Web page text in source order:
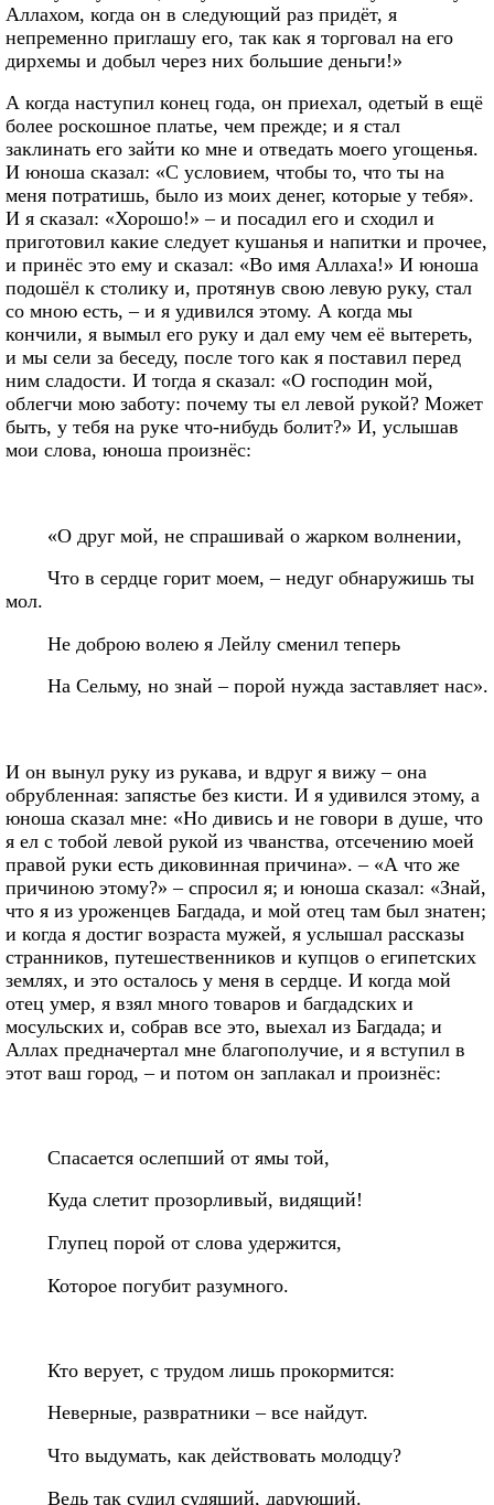
Аллахом, когда он в следующий раз придёт, я
непременно приглашу его, так как я торговал на его
дирхемы и добыл через них большие деньги!»
А когда наступил конец года, он приехал, одетый в ещё
более роскошное платье, чем прежде; и я стал
заклинать его зайти ко мне и отведать моего угощенья.
И юноша сказал: «С условием, чтобы то, что ты на
меня потратишь, было из моих денег, которые у тебя».
И я сказал: «Хорошо!» – и посадил его и сходил и
приготовил какие следует кушанья и напитки и прочее,
и принёс это ему и сказал: «Во имя Аллаха!» И юноша
подошёл к столику и, протянув свою левую руку, стал
со мною есть, – и я удивился этому. А когда мы
кончили, я вымыл его руку и дал ему чем её вытереть,
и мы сели за беседу, после того как я поставил перед
ним сладости. И тогда я сказал: «О господин мой,
облегчи мою заботу: почему ты ел левой рукой? Может
быть, у тебя на руке что-нибудь болит?» И, услышав
мои слова, юноша произнёс:
«О друг мой, не спрашивай о жарком волнении,
Что в сердце горит моем, – недуг обнаружишь ты
мол.
Не доброю волею я Лейлу сменил теперь
На Сельму, но знай – порой нужда заставляет нас».
И он вынул руку из рукава, и вдруг я вижу – она
обрубленная: запястье без кисти. И я удивился этому, а
юноша сказал мне: «Но дивись и не говори в душе, что
я ел с тобой левой рукой из чванства, отсечению моей
правой руки есть диковинная причина». – «А что же
причиною этому?» – спросил я; и юноша сказал: «Знай,
что я из уроженцев Багдада, и мой отец там был знатен;
и когда я достиг возраста мужей, я услышал рассказы
странников, путешественников и купцов о египетских
землях, и это осталось у меня в сердце. И когда мой
отец умер, я взял много товаров и багдадских и
мосульских и, собрав все это, выехал из Багдада; и
Аллах предначертал мне благополучие, и я вступил в
этот ваш город, – и потом он заплакал и произнёс:
Спасается ослепший от ямы той,
Куда слетит прозорливый, видящий!
Глупец порой от слова удержится,
Которое погубит разумного.
Кто верует, с трудом лишь прокормится:
Неверные, развратники – все найдут.
Что выдумать, как действовать молодцу?
Ведь так судил судящий, дарующий.